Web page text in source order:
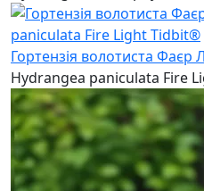
Гортензія волотиста Фаєр
Hydrangea paniculata Fire